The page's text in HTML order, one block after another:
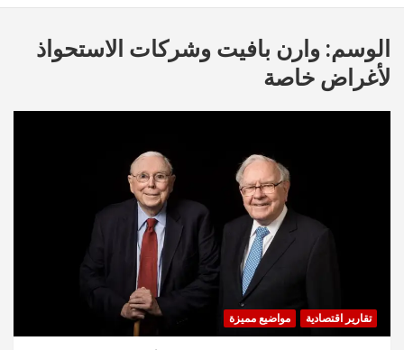
الوسم: وارن بافيت وشركات الاستحواذ
لأغراض خاصة
تقارير اقتصادية مواضيع مميزة